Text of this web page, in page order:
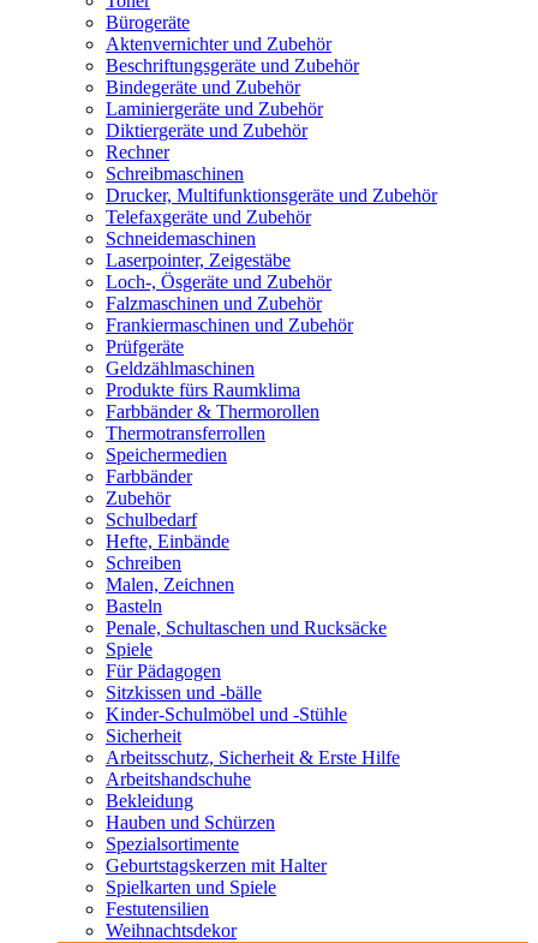
Bürogeräte
Aktenvernichter und Zubehör
Beschriftungsgeräte und Zubehör
Bindegeräte und Zubehör
Laminiergeräte und Zubehör
Diktiergeräte und Zubehör
Rechner
Schreibmaschinen
Drucker, Multifunktionsgeräte und Zubehör
Telefaxgeräte und Zubehör
Schneidemaschinen
Laserpointer, Zeigestäbe
Loch-, Ösgeräte und Zubehör
Falzmaschinen und Zubehör
Frankiermaschinen und Zubehör
Prüfgeräte
Geldzählmaschinen
Produkte fürs Raumklima
Farbbänder & Thermorollen
Thermotransferrollen
Speichermedien
Farbbänder
Zubehör
Schulbedarf
Hefte, Einbände
Schreiben
Malen, Zeichnen
Basteln
Penale, Schultaschen und Rucksäcke
Spiele
Für Pädagogen
Sitzkissen und -bälle
Kinder-Schulmöbel und -Stühle
Sicherheit
Arbeitsschutz, Sicherheit & Erste Hilfe
Arbeitshandschuhe
Bekleidung
Hauben und Schürzen
Spezialsortimente
Geburtstagskerzen mit Halter
Spielkarten und Spiele
Festutensilien
Weihnachtsdekor